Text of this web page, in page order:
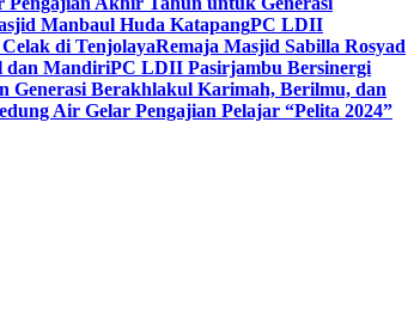
Manbaul Huda KatapangPC LDII
di TenjolayaRemaja Masjid Sabilla Rosyad
dan MandiriPC LDII Pasirjambu Bersinergi
Berakhlakul Karimah, Berilmu, dan
Air Gelar Pengajian Pelajar “Pelita 2024”